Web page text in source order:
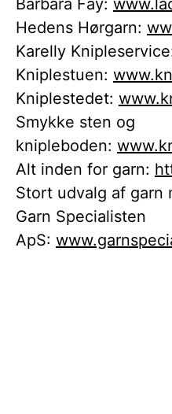
Barbara Fay:
Hedens Hørgarn:
Karelly
Kniplestuen:
Kniplestedet:
Smykke sten og
knipleboden:
Alt inden for garn:
Stort udvalg af garn
Garn Specialisten
ApS: